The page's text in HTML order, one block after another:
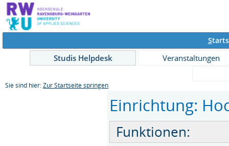
S
Studis Helpdesk
Veranstaltungen
Sie sind hier: Zur Startseite springen
Einrichtung:
Funktionen: